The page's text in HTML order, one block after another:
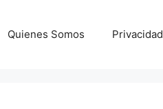
Quienes Somos Privacidad